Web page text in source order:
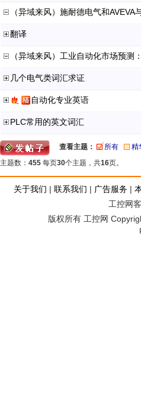
翻译
（异域来风）工业自动化市场预
几个电气类词汇求证
自动化专业英语
PLC常用的英文词汇
查看主题： 所有
精
主题数： 455 每页30个主题，共16页。
关于我们 | 联系我们 | 广告服务 |
工控网
版权所有 工控网